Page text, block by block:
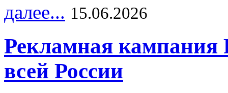
далее... 15.06.2026
Рекламная
всей России